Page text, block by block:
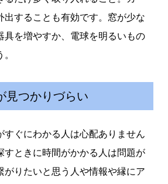
出することも有効です。窓が少な
具を増やすか、電球を明るいもの
見つかりづらい
すぐにわかる人は心配ありません
すときに時間がかかる人は問題が
がりたいと思う人や情報や縁にア